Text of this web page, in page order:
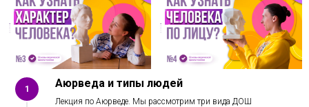
1 Аюрведа и типы людей
Лекция по Аюрведе. Мы рассмотрим три вида ДОШ